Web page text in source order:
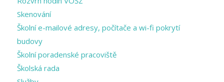
Skenování
Školní e-mailové adresy, počítače a wi-fi pokrytí
budovy
Školní poradenské pracoviště
Školská rada